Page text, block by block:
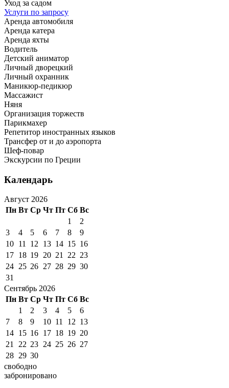
Уход за садом
Услуги по запросу
Аренда автомобиля
Аренда катера
Аренда яхты
Водитель
Детский аниматор
Личный дворецкий
Личный охранник
Маникюр-педикюр
Массажист
Няня
Организация торжеств
Парикмахер
Репетитор иностранных языков
Трансфер от и до аэропорта
Шеф-повар
Экскурсии по Греции
Календарь
Август 2026
Пн Вт Ср Чт Пт Сб Вс
1
2
3
4 5 6 7 8
9
10 11 12 13 14 15 16
17 18 19 20 21 22 23
24 25 26 27 28 29 30
31
Сентябрь 2026
Пн Вт Ср Чт Пт Сб Вс
1
2 3 4 5
6
7
8 9 10 11 12 13
14 15 16 17 18 19 20
21
22 23 24 25 26 27
28 29 30
свободно
забронировано